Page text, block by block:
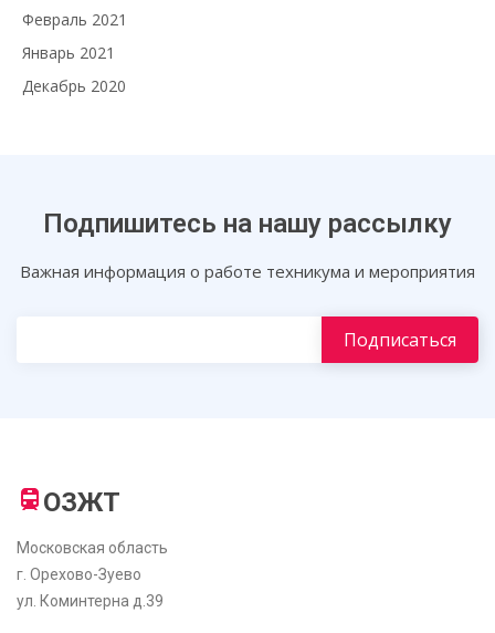
Февраль 2021
Январь 2021
Декабрь 2020
Подпишитесь на нашу рассылку
Важная информация о работе техникума и мероприятия
ОЗЖТ
Московская область
г. Орехово-Зуево
ул. Коминтерна д.39